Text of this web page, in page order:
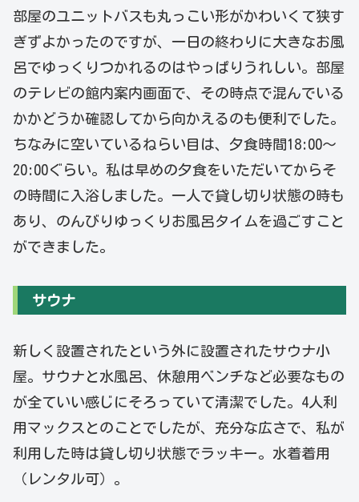
部屋のユニットバスも丸っこい形がかわいくて狭す
ぎずよかったのですが、一日の終わりに大きなお風
呂でゆっくりつかれるのはやっぱりうれしい。部屋
のテレビの館内案内画面で、その時点で混んでいる
かかどうか確認してから向かえるのも便利でした。
ちなみに空いているねらい目は、夕食時間18:00～
20:00ぐらい。私は早めの夕食をいただいてからそ
の時間に入浴しました。一人で貸し切り状態の時も
あり、のんびりゆっくりお風呂タイムを過ごすこと
ができました。
サウナ
新しく設置されたという外に設置されたサウナ小
屋。サウナと水風呂、休憩用ベンチなど必要なもの
が全ていい感じにそろっていて清潔でした。4人利
用マックスとのことでしたが、充分な広さで、私が
利用した時は貸し切り状態でラッキー。水着着用
（レンタル可）。